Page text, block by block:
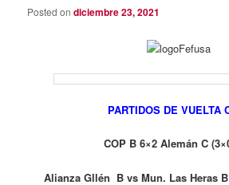
Posted ondiciembre 23, 2021
PARTIDOS DE VUELTA
COP B 6×2 Alemán C
Alianza Gllén B vs Mun. Las Heras